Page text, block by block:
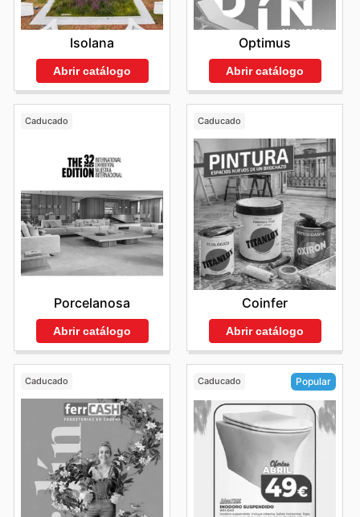
Isolana
Abrir catálogo
Optimus
Abrir catálogo
Caducado
Porcelanosa
Abrir catálogo
Caducado
Coinfer
Abrir catálogo
Caducado Caducado Popular